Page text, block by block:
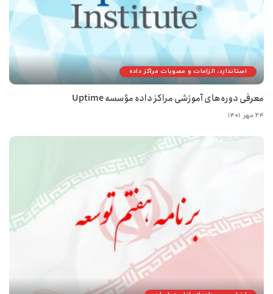
استاندارد، الزامات و مصوبات مراکز داده
معرفی دوره‌های آموزشی مراکز داده مؤسسه Uptime
۲۴ مهر ۱۴۰۱